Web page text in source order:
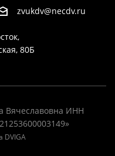
zvukdv@necdv.ru
80Б
Вячеславовна ИНН
DVIGA